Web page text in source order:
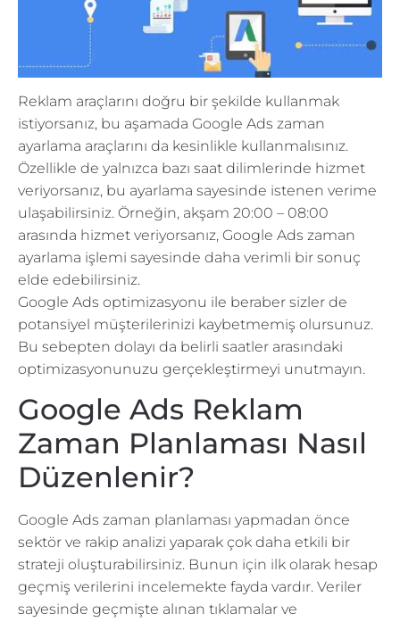
Reklam araçlarını doğru bir şekilde kullanmak
istiyorsanız, bu aşamada Google Ads zaman
ayarlama araçlarını da kesinlikle kullanmalısınız.
Özellikle de yalnızca bazı saat dilimlerinde hizmet
veriyorsanız, bu ayarlama sayesinde istenen verime
ulaşabilirsiniz. Örneğin, akşam 20:00 – 08:00
arasında hizmet veriyorsanız, Google Ads zaman
ayarlama işlemi sayesinde daha verimli bir sonuç
elde edebilirsiniz.
Google Ads optimizasyonu ile beraber sizler de
potansiyel müşterilerinizi kaybetmemiş olursunuz.
Bu sebepten dolayı da belirli saatler arasındaki
optimizasyonunuzu gerçekleştirmeyi unutmayın.
Google Ads Reklam
Zaman Planlaması Nasıl
Düzenlenir?
Google Ads zaman planlaması yapmadan önce
sektör ve rakip analizi yaparak çok daha etkili bir
strateji oluşturabilirsiniz. Bunun için ilk olarak hesap
geçmiş verilerini incelemekte fayda vardır. Veriler
sayesinde geçmişte alınan tıklamalar ve